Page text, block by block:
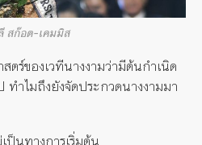
สก๊อต-เคมมิส
ตร์ของเวทีนางงามว่ามีต้นกำเนิด
ำไมถึงยังจัดประกวดนางงามมา